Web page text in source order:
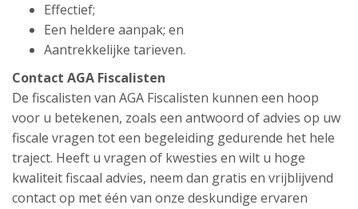
Effectief;
Een heldere aanpak; en
Aantrekkelijke tarieven.
Contact AGA Fiscalisten
De fiscalisten van AGA Fiscalisten kunnen een hoop
voor u betekenen, zoals een antwoord of advies op uw
fiscale vragen tot een begeleiding gedurende het hele
traject. Heeft u vragen of kwesties en wilt u hoge
kwaliteit fiscaal advies, neem dan gratis en vrijblijvend
contact op met één van onze deskundige ervaren